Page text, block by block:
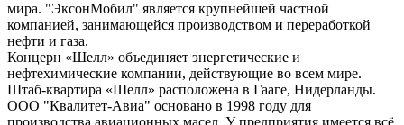
мира. "ЭксонМобил" является крупнейшей частной
компанией, занимающейся производством и переработкой
нефти и газа.
Концерн «Шелл» объединяет энергетические и
нефтехимические компании, действующие во всем мире.
Штаб-квартира «Шелл» расположена в Гааге, Нидерланды.
ООО "Квалитет-Авиа" основано в 1998 году для